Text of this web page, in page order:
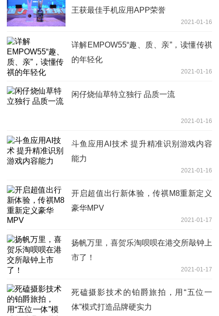
王获最佳手机应用APP荣誉
2021-01-16
详解EMPOW55“趣、质、亲”，读懂传祺
的年轻化
2021-01-16
闲仔烧仙草特立独行 品质一流
2021-01-16
斗鱼应用AI技术 提升精准识别游戏内容
能力
2021-01-16
开启超值出行新体验，传祺M8重新定义
豪华MPV
2021-01-17
扬帆万里，喜贺乐淘呗呗在港交所敲钟上
市了！
2021-01-17
死磕摄影技术的铂爵旅拍，用“五位一
体”模式打造品牌硬实力